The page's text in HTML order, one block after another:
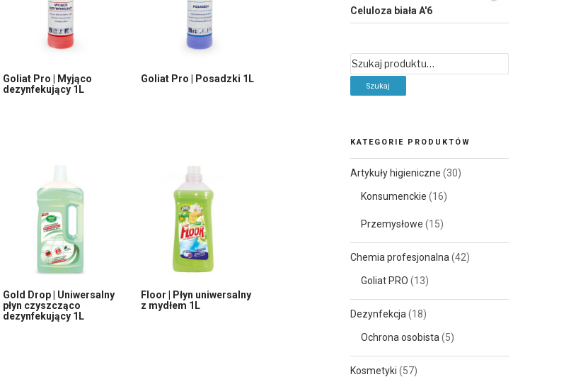
Goliat Pro | Myjąco
dezynfekujący 1L
Goliat Pro | Posadzki 1L
Gold Drop | Uniwersalny
płyn czyszcząco
dezynfekujący 1L
Floor | Płyn uniwersalny
z mydłem 1L
Celuloza biała A'6
Szukaj:
KATEGORIE PRODUKTÓW
Artykuły higieniczne (30)
Konsumenckie (16)
Przemysłowe (15)
Chemia profesjonalna (42)
Goliat PRO (13)
Dezynfekcja (18)
Ochrona osobista (5)
Kosmetyki (57)